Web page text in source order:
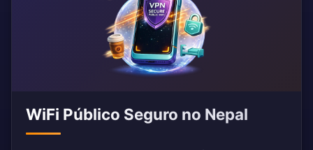
WiFi Público Seguro no Nepal